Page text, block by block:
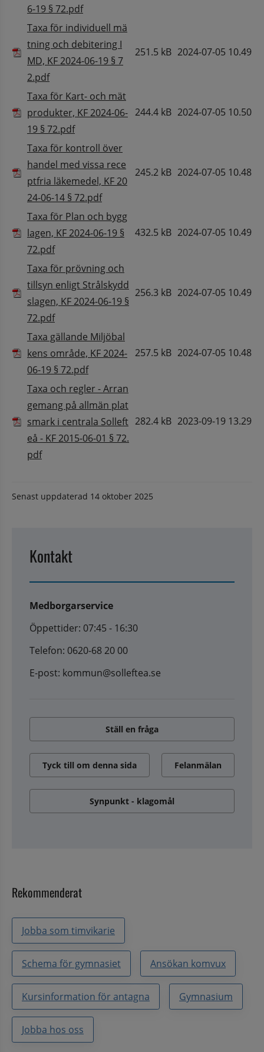
6-19 § 72.pdfPdf, 335.6 kB.
Taxa för individuell mä
tning och debitering I
MD, KF 2024-06-19 § 7
2.pdfPdf, 251.5 kB.
251.5 kB 2024-07-05 10.49
Taxa för Kart- och mät
produkter, KF 2024-06-
19 § 72.pdfPdf, 244.4 kB.
244.4 kB 2024-07-05 10.50
Taxa för kontroll över
handel med vissa rece
ptfria läkemedel, KF 20
24-06-14 § 72.pdfPdf, 245.2 kB.
245.2 kB 2024-07-05 10.48
Taxa för Plan och bygg
lagen, KF 2024-06-19 §
72.pdfPdf, 432.5 kB.
432.5 kB 2024-07-05 10.49
Taxa för prövning och
tillsyn enligt Strålskydd
slagen, KF 2024-06-19 §
72.pdfPdf, 256.3 kB.
256.3 kB 2024-07-05 10.49
Taxa gällande Miljöbal
kens område, KF 2024-
06-19 § 72.pdfPdf, 257.5 kB.
257.5 kB 2024-07-05 10.48
Taxa och regler - Arran
gemang på allmän plat
smark i centrala Solleft
eå - KF 2015-06-01 § 72.
pdfPdf, 282.4 kB.
282.4 kB 2023-09-19 13.29
Senast uppdaterad 14 oktober 2025
Kontakt
Medborgarservice
Öppettider: 07:45 - 16:30
Telefon: 0620-68 20 00
E-post: kommun@solleftea.se
Ställ en fråga
Tyck till om denna sida Felanmälan
Synpunkt - klagomål
Rekommenderat
Jobba som timvikarie
Schema för gymnasiet Ansökan komvux
Kursinformation för antagna Gymnasium
Jobba hos oss